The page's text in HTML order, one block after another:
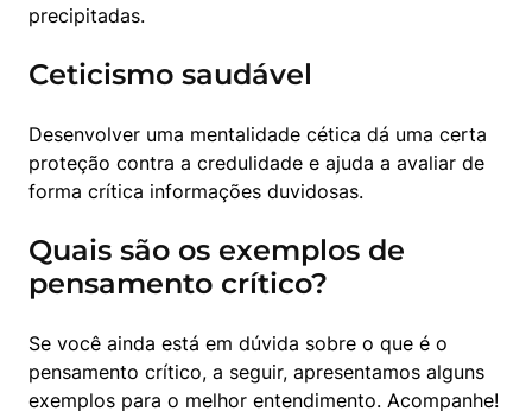
precipitadas.
Ceticismo saudável
Desenvolver uma mentalidade cética dá uma certa
proteção contra a credulidade e ajuda a avaliar de
forma crítica informações duvidosas.
Quais são os exemplos de
pensamento crítico?
Se você ainda está em dúvida sobre o que é o
pensamento crítico, a seguir, apresentamos alguns
exemplos para o melhor entendimento. Acompanhe!